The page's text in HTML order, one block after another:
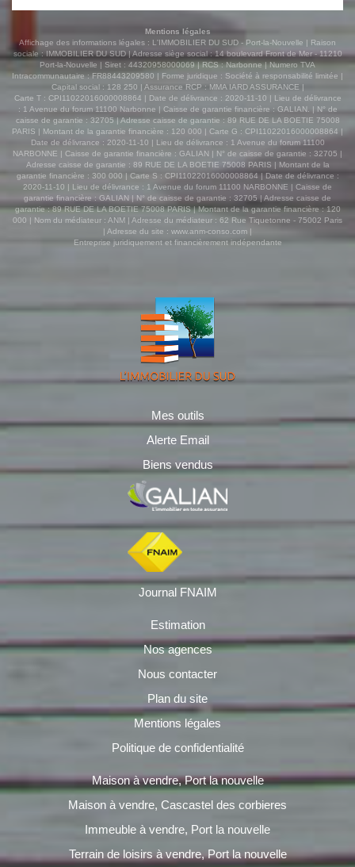
Mentions légales
Affichage des informations légales : L'IMMOBILIER DU SUD - Port-la-Nouvelle | Raison
sociale : IMMOBILIER DU SUD | Adresse siège social : 14 boulevard Front de Mer - 11210
Port-la-Nouvelle | Siret : 44320958000069 | RCS : Narbonne | Numero TVA
Intracommunautaire : FR88443209580 | Forme juridique : Société à responsabilité limitée |
Capital social : 128 250 | Assurance RCP : MMA IARD ASSURANCE |
Carte T : CPI11022016000008864 | Date de délivrance : 2020-11-10 | Lieu de délivrance
: 1 Avenue du forum 11100 Narbonne | Caisse de garantie financière : GALIAN. | N° de
caisse de garantie : 32705 | Adresse caisse de garantie : 89 RUE DE LA BOETIE 75008
PARIS | Montant de la garantie financière : 120 000 | Carte G : CPI11022016000008864 |
Date de délivrance : 2020-11-10 | Lieu de délivrance : 1 Avenue du forum 11100
NARBONNE | Caisse de garantie financière : GALIAN | N° de caisse de garantie : 32705 |
Adresse caisse de garantie : 89 RUE DE LA BOETIE 75008 PARIS | Montant de la
garantie financière : 300 000 | Carte S : CPI11022016000008864 | Date de délivrance :
2020-11-10 | Lieu de délivrance : 1 Avenue du forum 11100 NARBONNE | Caisse de
garantie financière : GALIAN | N° de caisse de garantie : 32705 | Adresse caisse de
garantie : 89 RUE DE LA BOETIE 75008 PARIS | Montant de la garantie financière : 120
000 | Nom du médiateur : ANM | Adresse du médiateur : 62 Rue Tiquetonne - 75002 Paris
| Adresse du site : www.anm-conso.com |
Entreprise juridiquement et financièrement indépendante
Mes outils
Alerte Email
Biens vendus
Journal FNAIM
Estimation
Nos agences
Nous contacter
Plan du site
Mentions légales
Politique de confidentialité
Maison à vendre, Port la nouvelle
Maison à vendre, Cascastel des corbieres
Immeuble à vendre, Port la nouvelle
Terrain de loisirs à vendre, Port la nouvelle